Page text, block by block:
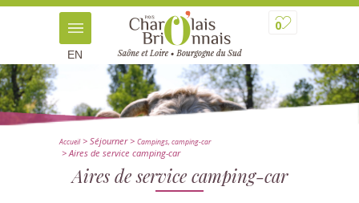
0
EN
Accueil> Séjourner> Campings, camping-car
> Aires de service camping-car
Aires de service camping-car